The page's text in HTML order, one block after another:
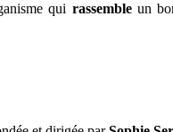
qui rassembleun